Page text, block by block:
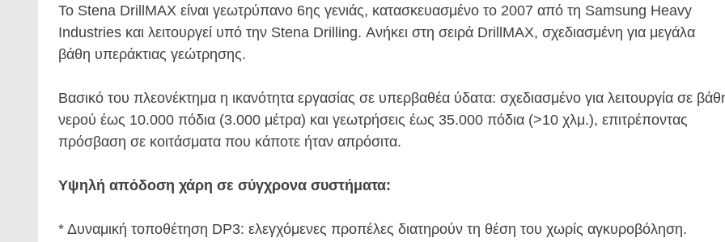
Το Stena DrillMAX είναι γεωτρύπανο 6ης γενιάς, κατασκευασμένο το 2007 από τη Samsung Heavy
Industries και λειτουργεί υπό την Stena Drilling. Ανήκει στη σειρά DrillMAX, σχεδιασμένη για μεγάλα
βάθη υπεράκτιας γεώτρησης.
Βασικό του πλεονέκτημα η ικανότητα εργασίας σε υπερβαθέα ύδατα: σχεδιασμένο για λειτουργία σε
νερού έως 10.000 πόδια (3.000 μέτρα) και γεωτρήσεις έως 35.000 πόδια (>10 χλμ.), επιτρέποντας
πρόσβαση σε κοιτάσματα που κάποτε ήταν απρόσιτα.
Υψηλή απόδοση χάρη σε σύγχρονα συστήματα:
* Δυναμική τοποθέτηση DP3: ελεγχόμενες προπέλες διατηρούν τη θέση του χωρίς αγκυροβόληση.